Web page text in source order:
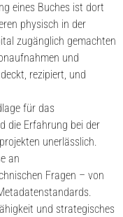
eines Buches ist dort
physisch in der
zugänglich gemachten
und
rezipiert, und
für das
die Erfahrung bei der
unerlässlich.
an
Fragen – von
und strategisches